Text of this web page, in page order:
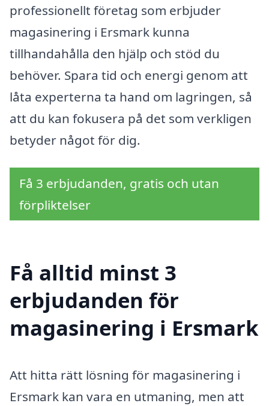
professionellt företag som erbjuder
magasinering i Ersmark kunna
tillhandahålla den hjälp och stöd du
behöver. Spara tid och energi genom att
låta experterna ta hand om lagringen, så
att du kan fokusera på det som verkligen
betyder något för dig.
Få 3 erbjudanden, gratis och utan
förpliktelser
Få alltid minst 3
erbjudanden för
magasinering i Ersmark
Att hitta rätt lösning för magasinering i
Ersmark kan vara en utmaning, men att